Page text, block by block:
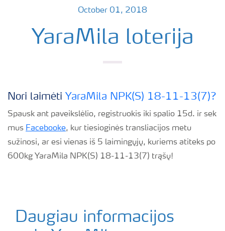
October 01, 2018
YaraMila loterija
Nori laimėti YaraMila NPK(S) 18-11-13(7)?
Spausk ant paveikslėlio, registruokis iki spalio 15d. ir sek
mus Facebooke, kur tiesioginės transliacijos metu
sužinosi, ar esi vienas iš 5 laimingųjų, kuriems atiteks po
600kg YaraMila NPK(S) 18-11-13(7) trąšų!
Daugiau informacijos